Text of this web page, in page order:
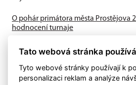
O pohár primátora města Prostějova
hodnocení turnaje
za tah od soboty 27.6. do soboty
Tato webová stránka
Tyto webové stránky používají k
personalizaci reklam a analýze